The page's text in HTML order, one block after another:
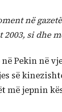
në
2003, si
Pekin në
së
më jepnin